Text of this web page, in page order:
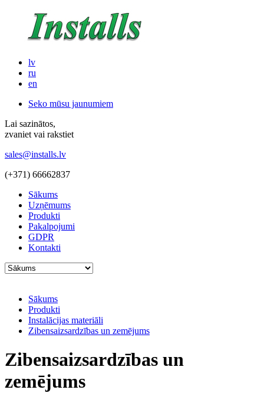
lv
ru
en
Seko mūsu jaunumiem
Lai sazinātos,
zvaniet vai rakstiet
sales@installs.lv
(+371) 66662837
Sākums
Uzņēmums
Produkti
Pakalpojumi
GDPR
Kontakti
Sākums
Produkti
Instalācijas materiāli
Zibensaizsardzības un zemējums
Zibensaizsardzības un
zemējums